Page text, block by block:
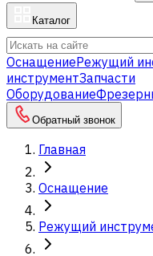
Каталог
ОснащениеРежущий
инструментЗапчасти
Оборудование
Обратный звонок
Главная
Оснащение
Режущий